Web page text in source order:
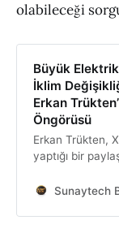
olabileceği
Büyük
İklim
Erkan
Öngörüsü
Erkan Trükten,
yaptığı bir
yaşanabileceği
2030 yılına
Sunaytech